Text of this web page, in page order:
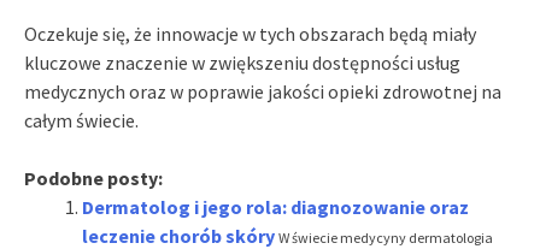
Oczekuje się, że innowacje w tych obszarach będą miały
kluczowe znaczenie w zwiększeniu dostępności usług
medycznych oraz w poprawie jakości opieki zdrowotnej na
całym świecie.
Podobne posty:
Dermatolog i jego rola: diagnozowanie oraz
leczenie chorób skóry W świecie medycyny dermatologia